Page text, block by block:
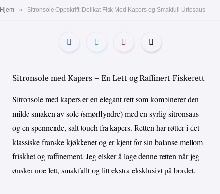
Hjem » Sitronsole Oppskrift: Delikat Fisk Med Kapers og Smakfull Urtesaus
Sitronsole med Kapers – En Lett og Raffinert Fiskerett
Sitronsole med kapers er en elegant rett som kombinerer den
milde smaken av sole (smørflyndre) med en syrlig sitronsaus
og en spennende, salt touch fra kapers. Retten har røtter i det
klassiske franske kjøkkenet og er kjent for sin balanse mellom
friskhet og raffinement. Jeg elsker å lage denne retten når jeg
ønsker noe lett, smakfullt og litt ekstra eksklusivt på bordet.